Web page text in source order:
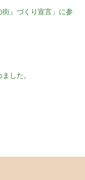
』づくり宣言」に参
した。